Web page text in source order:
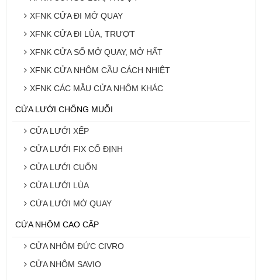
XFNK CỬA ĐI MỞ QUAY
XFNK CỬA ĐI LÙA, TRƯỢT
XFNK CỬA SỔ MỞ QUAY, MỞ HẤT
XFNK CỬA NHÔM CẦU CÁCH NHIỆT
XFNK CÁC MẪU CỬA NHÔM KHÁC
CỬA LƯỚI CHỐNG MUỖI
CỬA LƯỚI XẾP
CỬA LƯỚI FIX CỐ ĐỊNH
CỬA LƯỚI CUỐN
CỬA LƯỚI LÙA
CỬA LƯỚI MỞ QUAY
CỬA NHÔM CAO CẤP
CỬA NHÔM ĐỨC CIVRO
CỬA NHÔM SAVIO